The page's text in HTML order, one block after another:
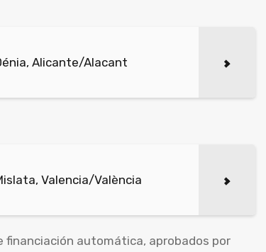
Alicante/Alacant
Valencia/València
financiación automática, aprobados por